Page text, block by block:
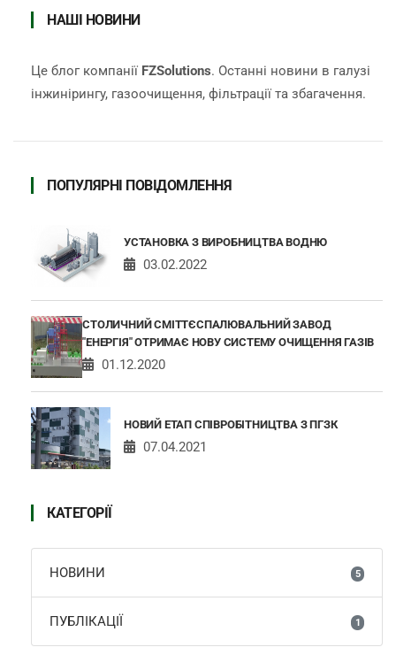
НАШІ НОВИНИ
Це блог компанії FZSolutions. Останні новини в галузі
інжинірингу, газоочищення, фільтрації та збагачення.
ПОПУЛЯРНІ ПОВІДОМЛЕННЯ
УСТАНОВКА З ВИРОБНИЦТВА ВОДНЮ
03.02.2022
СТОЛИЧНИЙ СМІТТЄСПАЛЮВАЛЬНИЙ ЗАВОД
"ЕНЕРГІЯ" ОТРИМАЄ НОВУ СИСТЕМУ ОЧИЩЕННЯ ГАЗІВ
01.12.2020
НОВИЙ ЕТАП СПІВРОБІТНИЦТВА З ПГЗК
07.04.2021
КАТЕГОРІЇ
НОВИНИ 5
ПУБЛІКАЦІЇ 1